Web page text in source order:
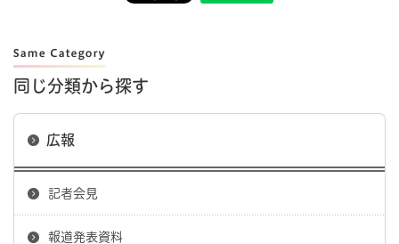
同じ分類から探す
広報
記者会見
報道発表資料